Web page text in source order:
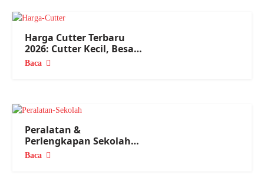
Harga Cutter Terbaru
2026: Cutter Kecil, Besar
Semua Ada!
Baca
Peralatan &
Perlengkapan Sekolah
Lengkap 2026, dari TK
Baca